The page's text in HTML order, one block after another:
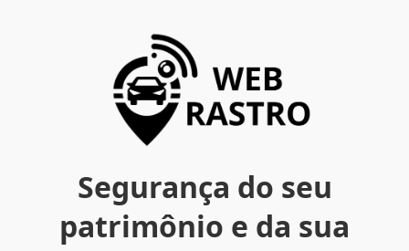
Segurança do seu
patrimônio e da sua